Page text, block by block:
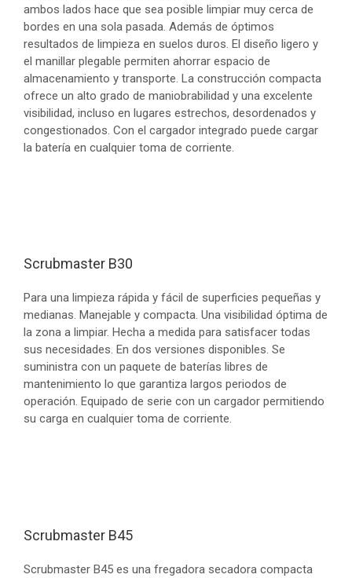
ambos lados hace que sea posible limpiar muy cerca de
bordes en una sola pasada. Además de óptimos
resultados de limpieza en suelos duros. El diseño ligero y
el manillar plegable permiten ahorrar espacio de
almacenamiento y transporte. La construcción compacta
ofrece un alto grado de maniobrabilidad y una excelente
visibilidad, incluso en lugares estrechos, desordenados y
congestionados. Con el cargador integrado puede cargar
la batería en cualquier toma de corriente.
Scrubmaster B30
Para una limpieza rápida y fácil de superficies pequeñas y
medianas. Manejable y compacta. Una visibilidad óptima de
la zona a limpiar. Hecha a medida para satisfacer todas
sus necesidades. En dos versiones disponibles. Se
suministra con un paquete de baterías libres de
mantenimiento lo que garantiza largos periodos de
operación. Equipado de serie con un cargador permitiendo
su carga en cualquier toma de corriente.
Scrubmaster B45
Scrubmaster B45 es una fregadora secadora compacta